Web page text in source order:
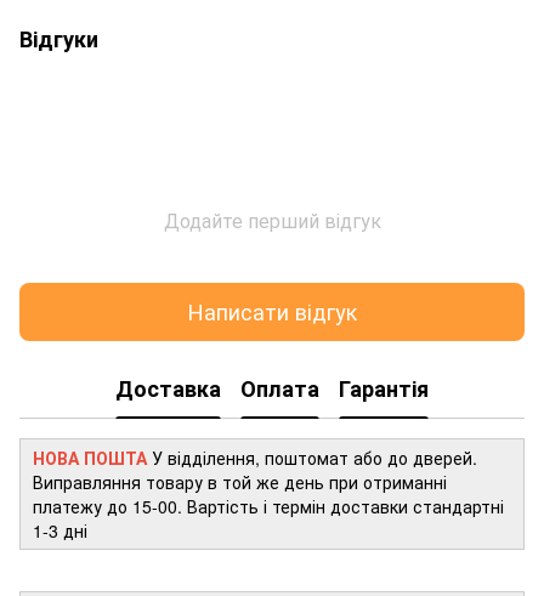
Відгуки
Додайте перший відгук
Написати відгук
Доставка Оплата Гарантія
НОВА ПОШТА У відділення, поштомат або до дверей.
Виправляння товару в той же день при отриманні
платежу до 15-00. Вартість і термін доставки стандартні
1-3 дні